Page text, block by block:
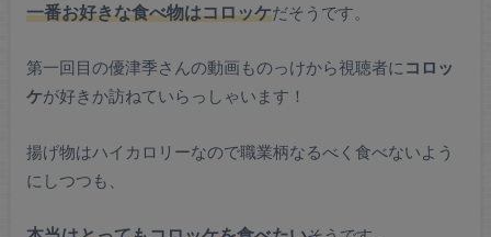
一番お好きな食べ物はコロッケだそうです。
第一回目の優津季さんの動画ものっけから視聴者に コロッ
ケが好きか訪ねていらっしゃいます！
揚げ物はハイカロリーなので職業柄なるべく食べないよう
にしつつも、